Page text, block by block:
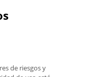
de riesgos y